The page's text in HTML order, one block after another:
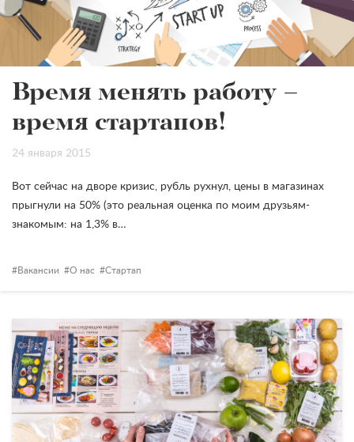
Время менять работу –
время стартапов!
24 января 2015
Вот сейчас на дворе кризис, рубль рухнул, цены в магазинах
прыгнули на 50% (это реальная оценка по моим друзьям-
знакомым: на 1,3% в…
Вакансии О нас Стартап